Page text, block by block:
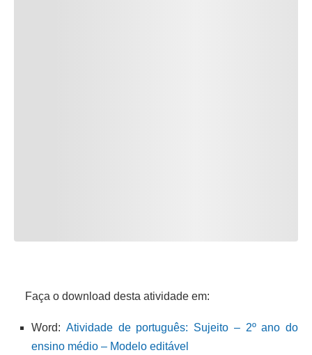
Faça o download desta atividade em:
Word: Atividade de português: Sujeito – 2º ano do
ensino médio – Modelo editável